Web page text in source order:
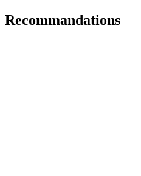
Recommandations